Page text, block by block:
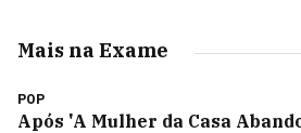
Mais na Exame
POP
Após 'A Mulher da Casa